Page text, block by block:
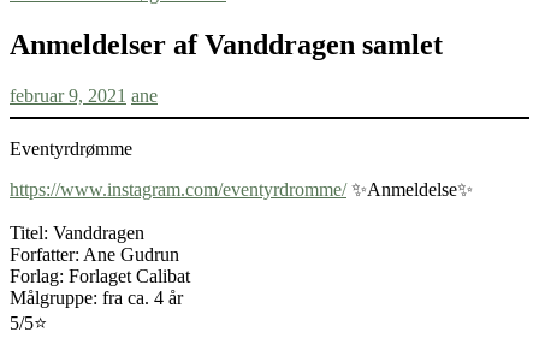
Anmeldelser af Vanddragen samlet
februar 9, 2021 ane
Eventyrdrømme
https://www.instagram.com/eventyrdromme/✨Anmeldelse✨
Titel: Vanddragen
Forfatter: Ane Gudrun
Forlag: Forlaget Calibat
Målgruppe: fra ca. 4 år
5/5⭐️